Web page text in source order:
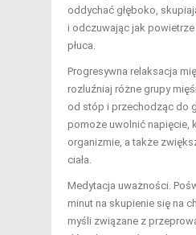
oddychać głęboko,
i odczuwając jak powietrze
płuca.
Progresywna relaksacja
rozluźniaj różne grupy
od stóp i przechodząc do
pomoże uwolnić napięcie,
organizmie, a także
ciała.
Medytacja uważności.
minut na skupienie się na
myśli związane z